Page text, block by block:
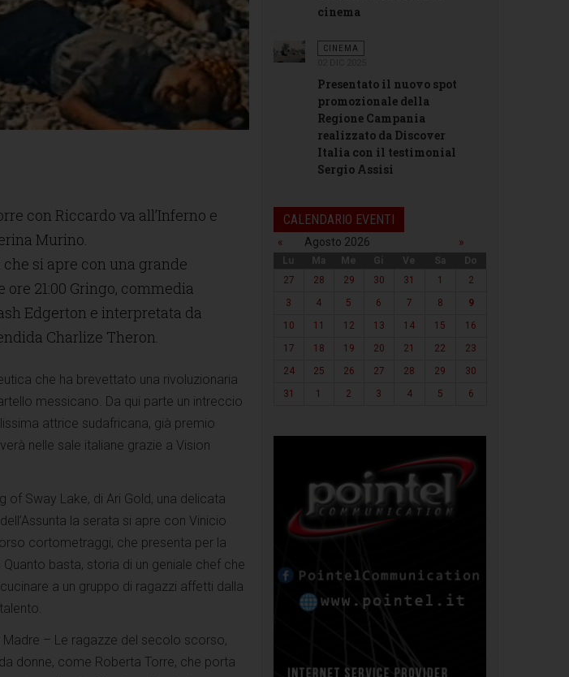
con Riccardo va all’Inferno e
Murino.
si apre con una grande
21:00 Gringo, commedia
Edgerton e interpretata da
Charlize Theron.
che ha brevettato una rivoluzionaria
messicano. Da qui parte un intreccio
attrice sudafricana, già premio
nelle sale italiane grazie a Vision
of Sway Lake, di Ari Gold, una delicata
la serata si apre con Vinicio
cortometraggi, che presenta per la
basta, storia di un geniale chef che
a un gruppo di ragazzi affetti dalla
– Le ragazze del secolo scorso,
donne, come Roberta Torre, che porta
cinema
CINEMA
Presentato il nuovo spot
promozionale della
Regione Campania
realizzato da Discover
Italia con il testimonial
Sergio Assisi
CALENDARIO EVENTI
« Agosto 2026 »
Lu Ma Me Gi Ve Sa
Do
27
28 29 30 31 1
2
3
4 5 6 7 8
9
10
11 12 13 14 15
16
17
18 19 20 21 22
23
24
25 26 27 28 29
30
31
1 2 3 4 5 6